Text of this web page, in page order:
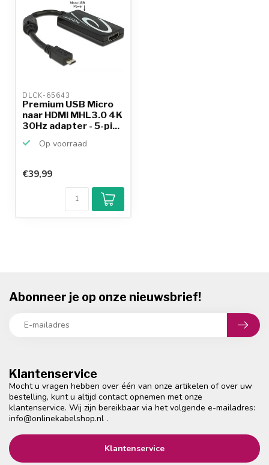
DLCK-65643
Premium USB Micro
naar HDMI MHL3.0 4K
30Hz adapter - 5-pi...
Op voorraad
€39,99
Klantenservice
Mocht u vragen hebben over één van onze artikelen of over uw
bestelling, kunt u altijd contact opnemen met onze
klantenservice. Wij zijn bereikbaar via het volgende e-mailadres:
info@onlinekabelshop.nl .
Klantenservice
Abonneer je op onze nieuwsbrief!